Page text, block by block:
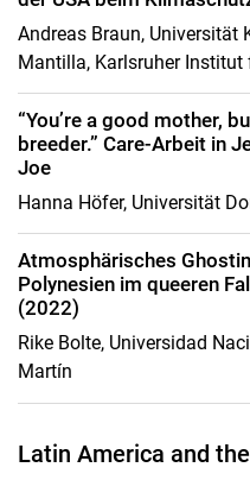
Andreas Braun, Universität
Mantilla, Karlsruher Institut
“You’re a good mother,
breeder.” Care-Arbeit in
Joe
Hanna Höfer, Universität
Atmosphärisches
Polynesien im queeren
(2022)
Rike Bolte, Universidad
Martín
Latin America and